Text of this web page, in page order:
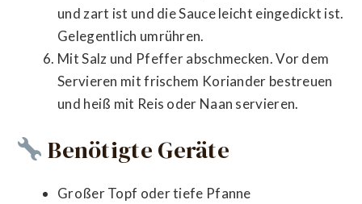
und zart ist und die Sauce leicht eingedickt ist.
Gelegentlich umrühren.
Mit Salz und Pfeffer abschmecken. Vor dem
Servieren mit frischem Koriander bestreuen
und heiß mit Reis oder Naan servieren.
Benötigte Geräte
Großer Topf oder tiefe Pfanne